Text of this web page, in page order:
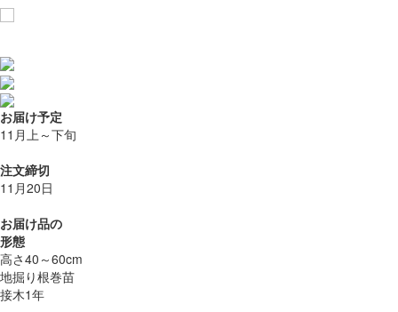
お届け予定
11月上～下旬
注文締切
11月20日
お届け品の
形態
高さ40～60cm
地掘り根巻苗
接木1年